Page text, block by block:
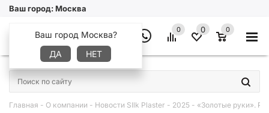
Ваш город:Москва
Ваш город Москва?
ДА
НЕТ
0 0 0
×
Главная - О компании - Новости SIlk Plaster - 2025 - «Золотые руки».